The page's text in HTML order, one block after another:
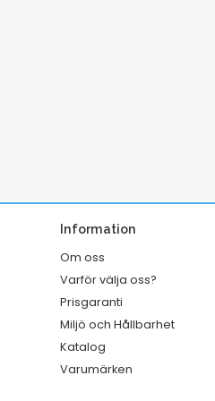
Information
Om oss
Varför välja oss?
Prisgaranti
Miljö och Hållbarhet
Katalog
Varumärken